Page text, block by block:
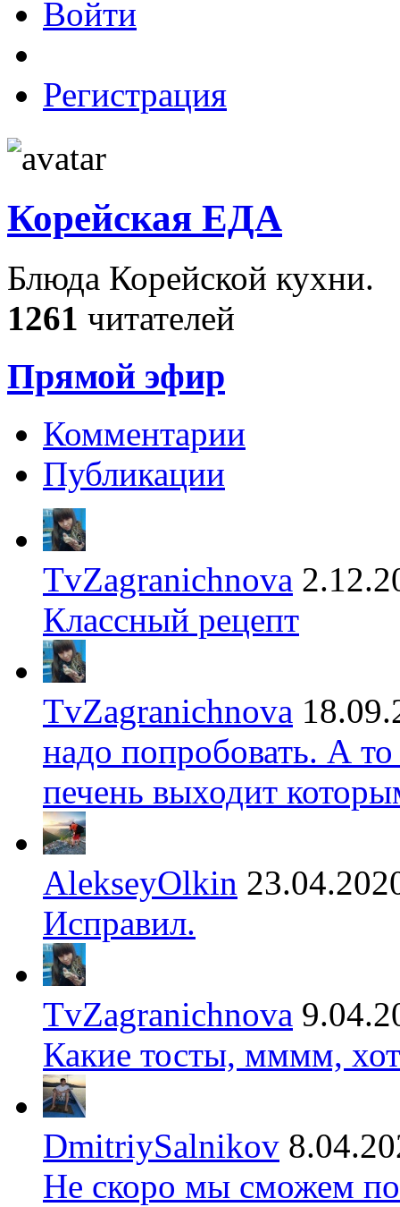
Войти
Регистрация
Корейская ЕДА
Блюда Корейской кухни.
1261 читателей
Прямой эфир
Комментарии
Публикации
TvZagranichnova
Классный рецепт
TvZagranichnova
надо попробовать. А
печень выходит
AlekseyOlkin
Исправил.
TvZagranichnova
Какие тосты, мммм,
DmitriySalnikov
Не скоро мы сможем